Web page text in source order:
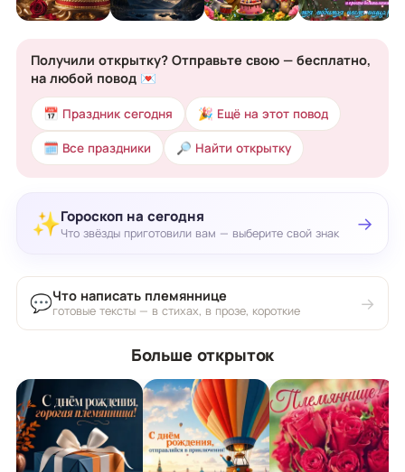
Получили открытку? Отправьте свою — бесплатно,
на любой повод 💌
📅 Праздник сегодня 🎉 Ещё на этот повод
🗓 Все праздники 🔎 Найти открытку
✨Гороскоп на сегодня
Что звёзды приготовили вам — выберите свой знак →
💬Что написать племяннице
готовые тексты — в стихах, в прозе, короткие →
Больше открыток